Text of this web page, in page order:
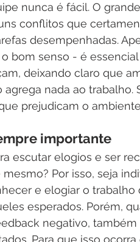
nunca é fácil. O
conflitos que
desempenhadas.
bom senso - é
deixando claro que
agrega nada ao
prejudicam o
importante
escutar elogios e ser
mesmo? Por isso, seja
e elogiar o
esperados. Porém,
negativo,
Para que isso